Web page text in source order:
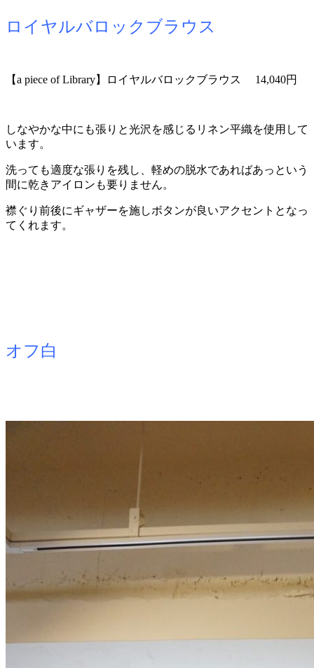
ロイヤルバロックブラウス
【a piece of Library】ロイヤルバロックブラウス 14,040円
しなやかな中にも張りと光沢を感じるリネン平織を使用して
います。
洗っても適度な張りを残し、軽めの脱水であればあっという
間に乾きアイロンも要りません。
襟ぐり前後にギャザーを施しボタンが良いアクセントとなっ
てくれます。
オフ白